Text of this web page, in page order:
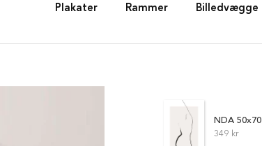
Plakater Rammer Billedvægge
NDA 50x70
349 kr